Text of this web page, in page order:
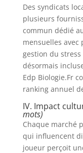
Des syndicats
plusieurs
commun dédié
mensuelles avec
gestion du
désormais
Edp Biologie.Fr
ranking annuel
IV. Impact
mots)
Chaque marché
qui influencent
joueur perçoit